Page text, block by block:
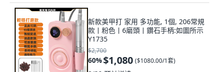
新款美甲打 家用 多功能, 1個, 206常規
款丨粉色丨6磨頭丨鑽石手柄:如圖所示
Y1735
$2,700
60%$1,080 ($1080.00/1套)